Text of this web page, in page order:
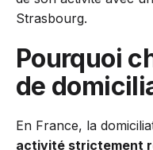
Strasbourg.
Pourquoi
de
En France, la
activité strictement